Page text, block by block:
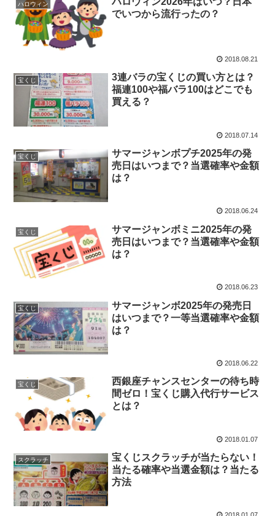
ハロウィン
でいつから流行ったの？
2018.08.21
宝くじ
3連バラの宝くじの買い方とは？
福連100や福バラ100はどこでも
買える？
2018.07.14
宝くじ
サマージャンボプチ2025年の発
売日はいつまで？当選確率や金額
は？
2018.06.24
宝くじ
サマージャンボミニ2025年の発
売日はいつまで？当選確率や金額
は？
2018.06.23
宝くじ
サマージャンボ2025年の発売日
はいつまで？一等当選確率や金額
は？
2018.06.22
宝くじ
西銀座チャンスセンターの待ち時
間ゼロ！宝くじ購入代行サービス
とは？
2018.01.07
スクラッチ
宝くじスクラッチが当たらない！
当たる確率や当選金額は？当たる
方法